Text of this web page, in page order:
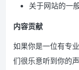
关于网站的一
内容贡献
如果你是一位有专
们很乐意听到你的